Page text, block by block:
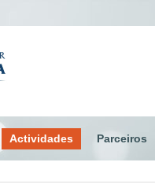
Actividades Parceiros